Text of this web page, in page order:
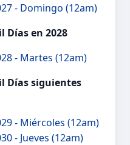
- Domingo (12am)
Días en 2028
- Martes (12am)
Días siguientes
- Miércoles (12am)
- Jueves (12am)